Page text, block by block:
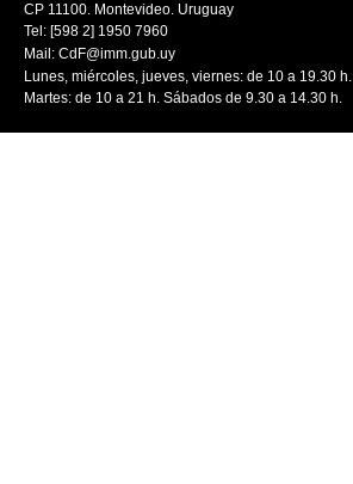
CP 11100. Montevideo. Uruguay
Tel: [598 2] 1950 7960
Mail: CdF@imm.gub.uy
Lunes, miércoles, jueves, viernes: de 10 a 19.30 h.
Martes: de 10 a 21 h. Sábados de 9.30 a 14.30 h.